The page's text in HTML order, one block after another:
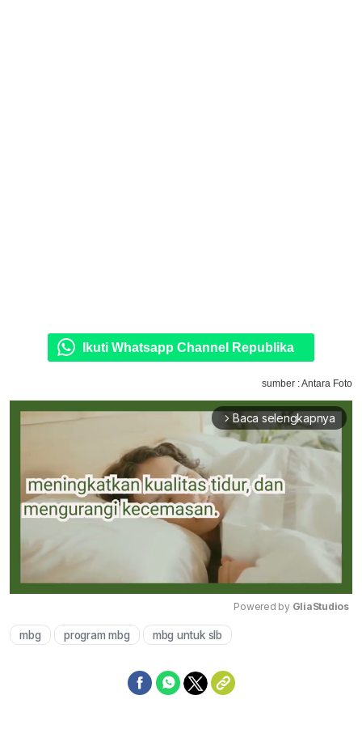
Ikuti Whatsapp Channel Republika
sumber : Antara Foto
arrow_forward_ios Baca selengkapnya
Powered by GliaStudios
mbg program mbg mbg untuk slb